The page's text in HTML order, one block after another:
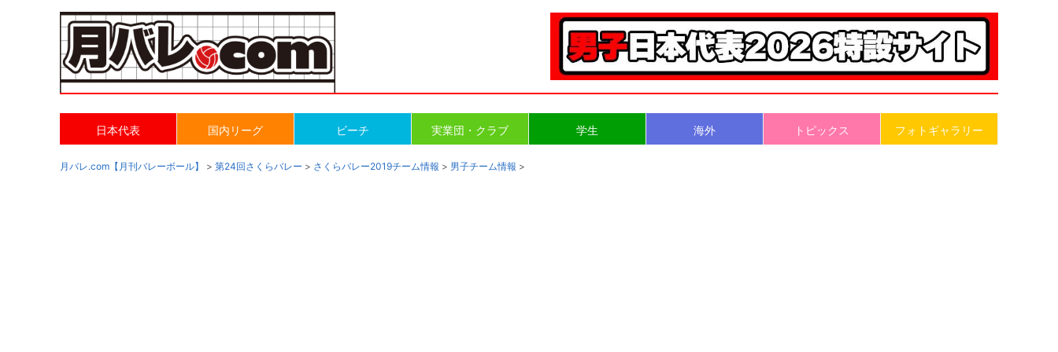
日本代表 国内リーグ ビーチ 実業団・クラブ 学生 海外 トピックス フォトギャラリー
月バレ.com【月刊バレーボール】 > 第24回さくらバレー > さくらバレー2019チーム情報 > 男子チーム情報 >